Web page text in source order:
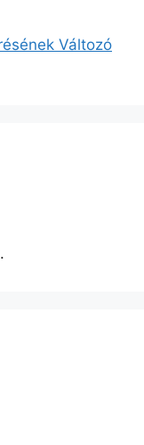
Változó